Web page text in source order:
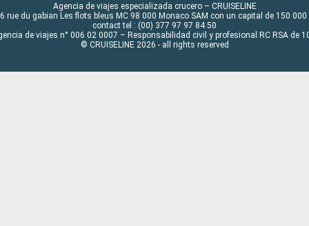
Agencia de viajes especializada crucero – CRUISELINE
rue du gabian Les flots bleus MC 98 000 Monaco SAM con un capital de 150 000
contact tel : (00) 377 97 97 84 50
de viajes n° 006 02 0007 – Responsabilidad civil y profesional RC RSA de
© CRUISELINE 2026 - all rights reserved